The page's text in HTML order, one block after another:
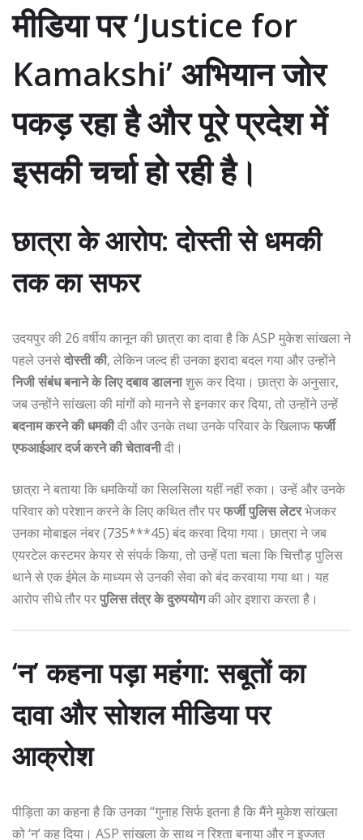
मीडिया पर ‘Justice for
Kamakshi’ अभियान जोर
पकड़ रहा है और पूरे प्रदेश में
इसकी चर्चा हो रही है।
छात्रा के आरोप: दोस्ती से धमकी
तक का सफर
उदयपुर की 26 वर्षीय कानून की छात्रा का दावा है कि ASP मुकेश सांखला ने
पहले उनसेदोस्ती की, लेकिन जल्द ही उनका इरादा बदल गया और उन्होंने
निजी संबंध बनाने के लिए दबाव डालनाशुरू कर दिया। छात्रा के अनुसार,
जब उन्होंने सांखला की मांगों को मानने से इनकार कर दिया, तो उन्होंने उन्हें
बदनाम करने की धमकीदी और उनके तथा उनके परिवार के खिलाफफर्जी
एफआईआर दर्ज करने की चेतावनीदी।
छात्रा ने बताया कि धमकियों का सिलसिला यहीं नहीं रुका। उन्हें और उनके
परिवार को परेशान करने के लिए कथित तौर परफर्जी पुलिस लेटरभेजकर
उनका मोबाइल नंबर (735***45) बंद करवा दिया गया। छात्रा ने जब
एयरटेल कस्टमर केयर से संपर्क किया, तो उन्हें पता चला कि चित्तौड़ पुलिस
थाने से एक ईमेल के माध्यम से उनकी सेवा को बंद करवाया गया था। यह
आरोप सीधे तौर परपुलिस तंत्र के दुरुपयोगकी ओर इशारा करता है।
‘न’ कहना पड़ा महंगा: सबूतों का
दावा और सोशल मीडिया पर
आक्रोश
पीड़िता का कहना है कि उनका “गुनाह सिर्फ इतना है कि मैंने मुकेश सांखला
को ‘न’ कह दिया। ASP सांखला के साथ न रिश्ता बनाया और न इज्जत